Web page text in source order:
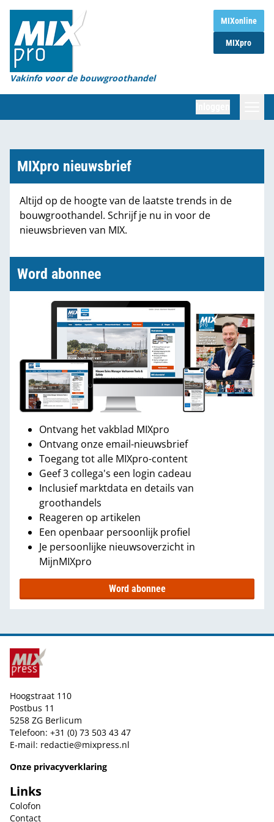
MIXonline
MIXpro
Vakinfo voor de bouwgroothandel
Home
Magazines
Organisaties
Marktcijfers
Partners
MIXpro nieuwsbrief
Altijd op de hoogte van de laatste trends in de
bouwgroothandel. Schrijf je nu in voor de
nieuwsbrieven van MIX.
Word abonnee
Ontvang het vakblad MIXpro
Ontvang onze email-nieuwsbrief
Toegang tot alle MIXpro-content
Geef 3 collega's een login cadeau
Inclusief marktdata en details van
groothandels
Reageren op artikelen
Een openbaar persoonlijk profiel
Je persoonlijke nieuwsoverzicht in
MijnMIXpro
Word abonnee
Hoogstraat 110
Postbus 11
5258 ZG Berlicum
Telefoon: +31 (0) 73 503 43 47
E-mail: redactie@mixpress.nl
Onze privacyverklaring
Links
Colofon
Contact